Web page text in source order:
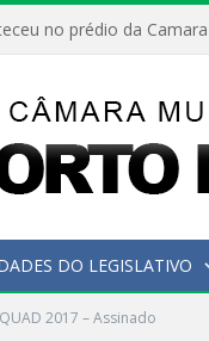
DO LEGISLATIVO
QUAD 2017 – Assinado